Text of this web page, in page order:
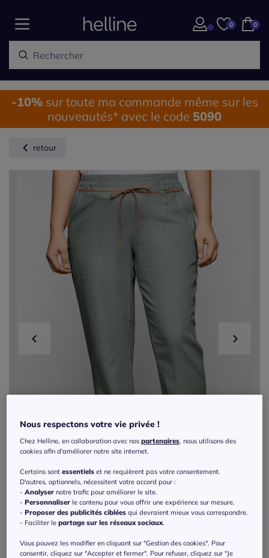
0 0
-10%sur toute ma commande même sur les
nouveautés* avec le code 5090
retour
Exclu web
Pantalon
Nous respectons votre vie privée !
Chez Helline, en collaboration avec nospartenaires , nous utilisons des
cookies afin d'améliorer notre site internet.
Certains sontessentiels et ne requièrent pas votre consentement.
D'autres, optionnels, nécessitent votre accord pour :
-Analyser notre trafic pour améliorer le site.
-Personnaliser le contenu pour vous offrir une expérience sur mesure.
-Proposer des publicités ciblées qui devraient mieux vous correspondre.
- Faciliter lepartage sur les réseaux sociaux
Vous pouvez les modifier en cliquant sur "Gestion des cookies". Pour
consentir, cliquez sur "Accepter et fermer". Pour refuser, cliquez sur "Je